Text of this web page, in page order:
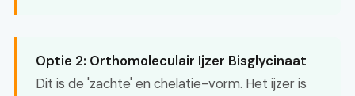
Optie 2: Orthomoleculair Ijzer Bisglycinaat
Dit is de 'zachte' en chelatie-vorm. Het ijzer is